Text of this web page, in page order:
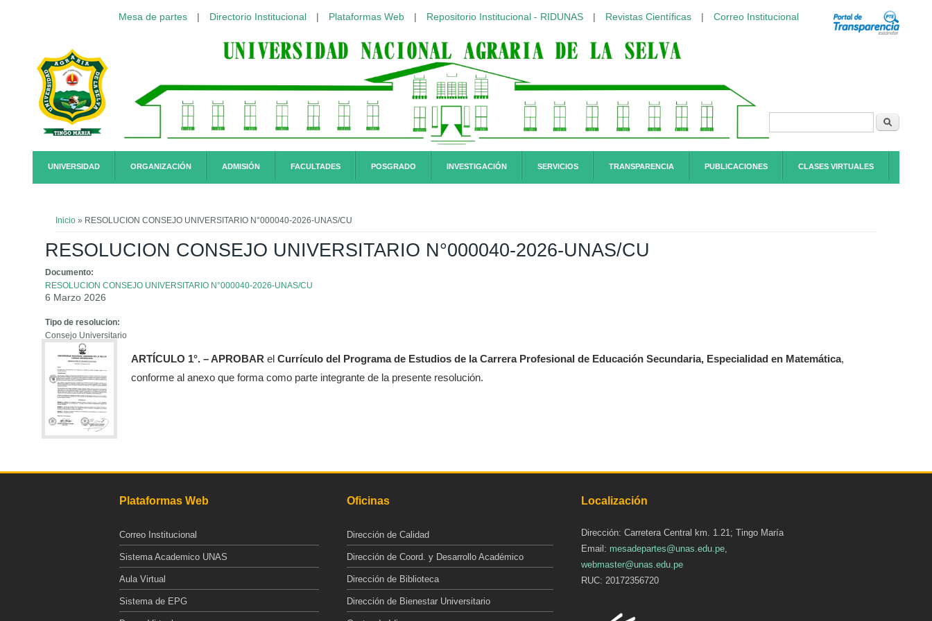
Mesa de partes | Directorio Institucional | Plataformas Web | Repositorio Institucional - RIDUNAS | Revistas Científicas | Correo Institucional
Formulario de
UNIVERSIDAD ORGANIZACIÓN ADMISIÓN FACULTADES POSGRADO INVESTIGACIÓN SERVICIOS TRANSPARENCIA PUBLICACIONES CLASES VIRTUALES
Inicio » RESOLUCION CONSEJO UNIVERSITARIO N°000040-2026-UNAS/CU
RESOLUCION CONSEJO UNIVERSITARIO N°000040-2026-UNAS/CU
Documento:
RESOLUCION CONSEJO UNIVERSITARIO N°000040-2026-UNAS/CU
6 Marzo 2026
Tipo de resolucion:
Consejo Universitario
ARTÍCULO 1°. – APROBAR elCurrículo del Programa de Estudios de la Carrera Profesional de Educación Secundaria, Especialidad en Matemática,
conforme al anexo que forma como parte integrante de la presente resolución.
Plataformas Web
Correo Institucional
Sistema Academico UNAS
Aula Virtual
Sistema de EPG
Oficinas
Dirección de Calidad
Dirección de Coord. y Desarrollo Académico
Dirección de Biblioteca
Dirección de Bienestar Universitario
Localización
Dirección: Carretera Central km. 1.21; Tingo María
Email: mesadepartes@unas.edu.pe,
webmaster@unas.edu.pe
RUC: 20172356720